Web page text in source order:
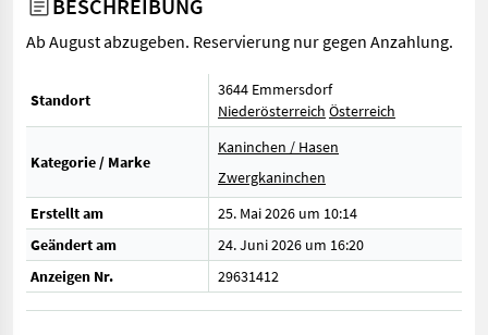
BESCHREIBUNG
Ab August abzugeben. Reservierung nur gegen Anzahlung.
Standort
3644 Emmersdorf
Niederösterreich Österreich
Kategorie / Marke
Kaninchen / Hasen
Zwergkaninchen
Erstellt am
25. Mai 2026 um 10:14
Geändert am
24. Juni 2026 um 16:20
Anzeigen Nr.
29631412